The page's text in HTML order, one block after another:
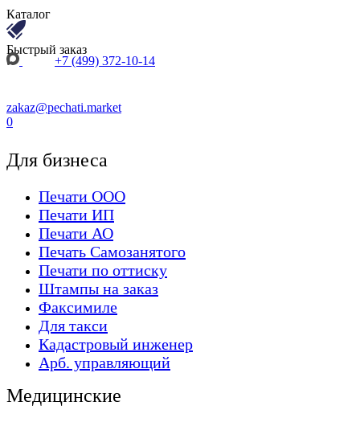
Каталог
Быстрый заказ
+7 (499) 372-10-14
zakaz@pechati.market
0
Для бизнеса
Печати ООО
Печати ИП
Печати АО
Печать Самозанятого
Печати по оттиску
Штампы на заказ
Факсимиле
Для такси
Кадастровый инженер
Арб. управляющий
Медицинские